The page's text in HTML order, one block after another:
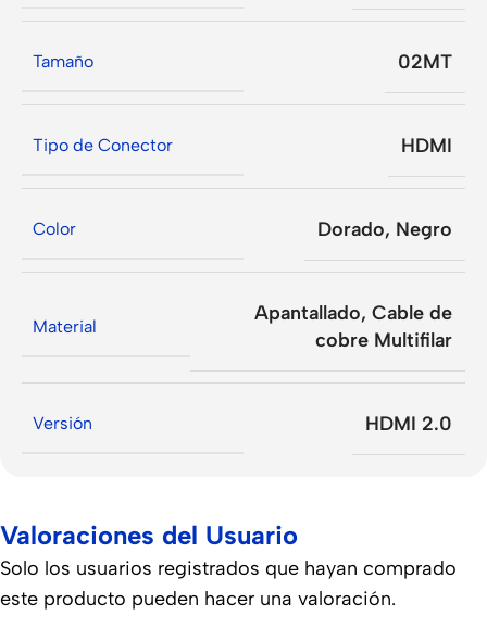
Tamaño 02MT
Tipo de Conector HDMI
Color Dorado, Negro
Material
Apantallado, Cable de
cobre Multifilar
Versión HDMI 2.0
Valoraciones del Usuario
Solo los usuarios registrados que hayan comprado
este producto pueden hacer una valoración.